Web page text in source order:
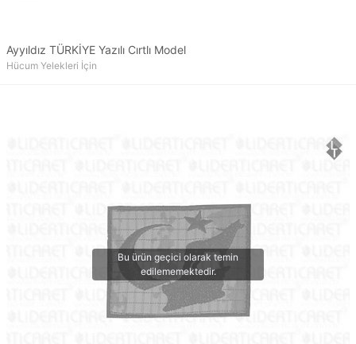
Ayyıldız TÜRKİYE Yazılı Cırtlı Model
Hücum Yelekleri İçin